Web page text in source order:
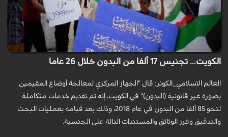
الكويت... تجنيس 17 ألفا من البدون خلال 26 عاما
العالم الاسلامي_الكوثر: قال "الجهاز المركزي لمعالجة أوضاع المقيمين
بصورة غير قانونية (البدون)" في الكويت، إنه تم تقديم خدمات متكاملة
لنحو 85 ألفا من البدون في عام 2018، وذلك بعد قيامه بعمليات البحث
والتدقيق وفرز الوثائق والمستندات الدالة على الجنسية.